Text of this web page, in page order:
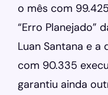
o mês com
“Erro Planejado”
Luan Santana e a
com 90.335
garantiu ainda